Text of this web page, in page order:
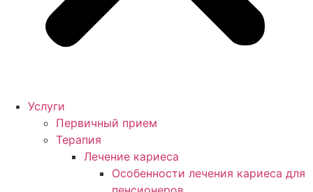
Услуги
Первичный прием
Терапия
Лечение кариеса
Особенности лечения кариеса для